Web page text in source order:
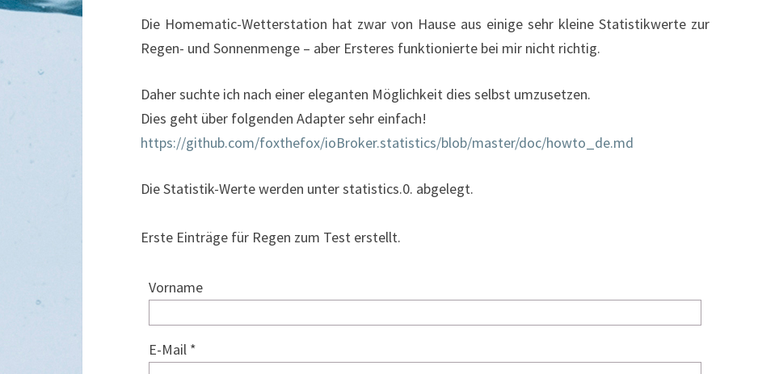
Die Homematic-Wetterstation hat zwar von Hause aus einige sehr kleine Statistikwerte zur
Regen- und Sonnenmenge – aber Ersteres funktionierte bei mir nicht richtig.
Daher suchte ich nach einer eleganten Möglichkeit dies selbst umzusetzen.
Dies geht über folgenden Adapter sehr einfach!
https://github.com/foxthefox/ioBroker.statistics/blob/master/doc/howto_de.md
Die Statistik-Werte werden unter statistics.0. abgelegt.
Erste Einträge für Regen zum Test erstellt.
Vorname
E-Mail *